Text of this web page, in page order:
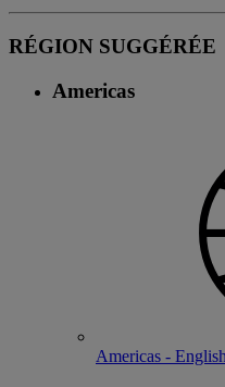
RÉGION SUGGÉRÉE
Americas
Americas - English